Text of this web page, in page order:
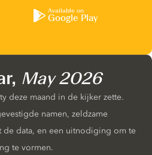
Available on
Google Play
May 2026
deze maand in de kijker zette.
namen, zeldzame
de data, en een uitnodiging om te
te vormen.